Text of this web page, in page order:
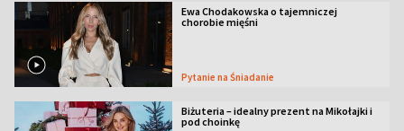
Ewa Chodakowska o tajemniczej
chorobie mięśni
Pytanie na Śniadanie
Biżuteria – idealny prezent na Mikołajki i
pod choinkę